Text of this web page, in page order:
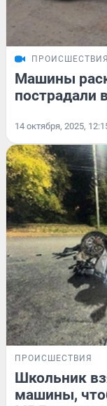
ПРОИСШЕСТВИЯ
Машины
пострадали
14 октября, 2025,
ПРОИСШЕСТВИЯ
Школьник
машины,